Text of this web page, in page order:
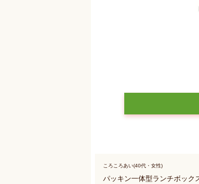
ころころあい(40代・女性)
パッキン一体型ランチボック